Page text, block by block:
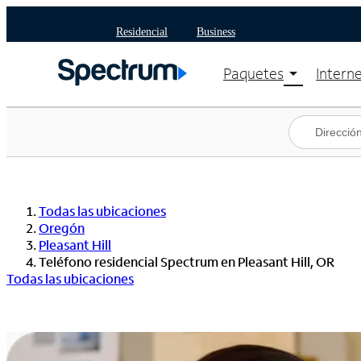
Residencial Business
Paquetes arrow_drop_down
Ver paquetes
Spectrum One
Mejores ofertas
Todas las ubicaciones
Oregón
Pleasant Hill
Teléfono residencial Spectrum en Pleasant Hill, OR
Todas las ubicaciones